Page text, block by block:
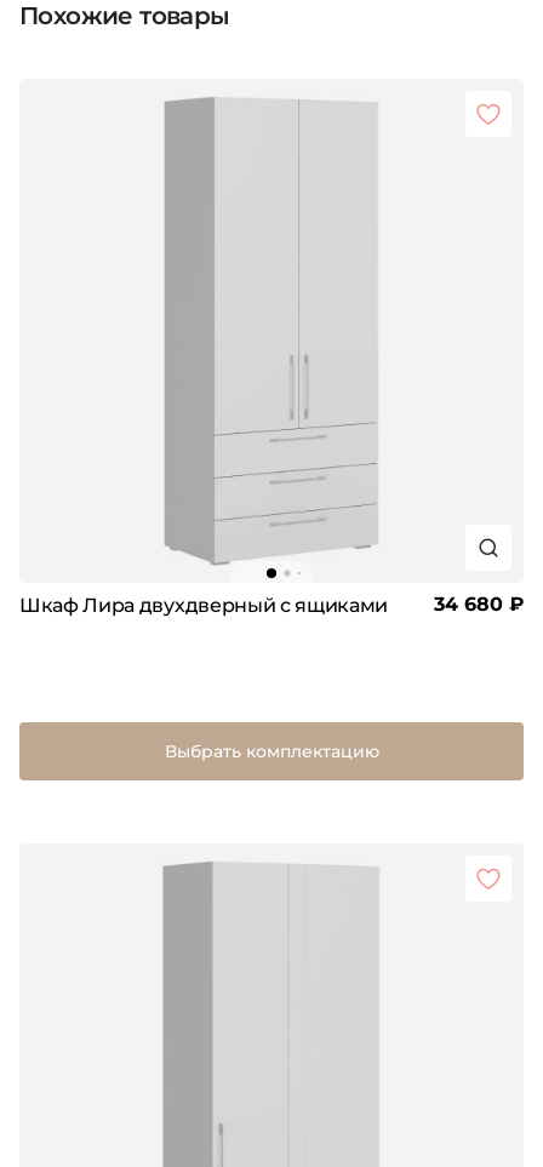
Похожие товары
Шкаф Лира двухдверный с ящиками 34 680 ₽
Выбрать комплектацию